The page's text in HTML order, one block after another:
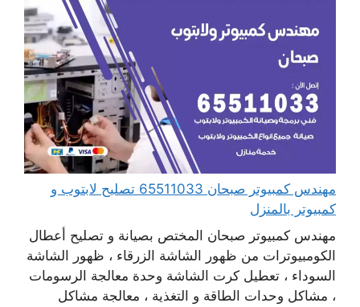
مهندس كمبيوتر صبحان 65511033 تصليح لابتوب و
كمبيوتر بالمنزل
مهندس كمبيوتر صبحان المختص بصيانة و تصليح أعطال
الكومبيوترات من ظهور الشاشة الزرقاء ، ظهور الشاشة
السوداء ، تعطيل كرت الشاشة وحدة معالجة الرسومات
، مشاكل وحدات الطاقة و التغذية ، معالجة مشاكل